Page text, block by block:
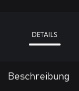
DETAILS
Beschreibung